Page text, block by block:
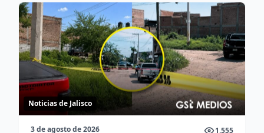
Noticias de Jalisco
3 de agosto de 2026 1,555